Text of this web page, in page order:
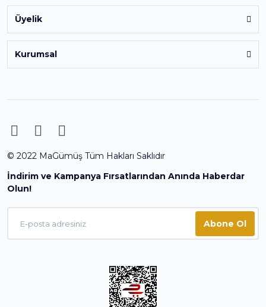
Üyelik
Kurumsal
© 2022 MaGümüş Tüm Hakları Saklıdır
İndirim ve Kampanya Fırsatlarından Anında Haberdar
Olun!
Abone Ol